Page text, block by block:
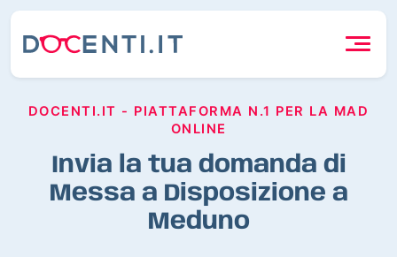
DOCENTI.IT - PIATTAFORMA N.1 PER LA MAD
ONLINE
Invia la tua domanda di
Messa a Disposizione a
Meduno